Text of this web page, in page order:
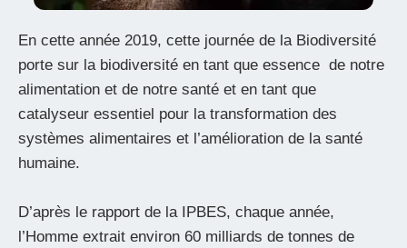
En cette année 2019, cette journée de la Biodiversité
porte sur la biodiversité en tant que essence de notre
alimentation et de notre santé et en tant que
catalyseur essentiel pour la transformation des
systèmes alimentaires et l’amélioration de la santé
humaine.
D’après le rapport de la IPBES, chaque année,
l’Homme extrait environ 60 milliards de tonnes de